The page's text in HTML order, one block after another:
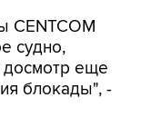
CENTCOM
судно,
досмотр еще
блокады", -